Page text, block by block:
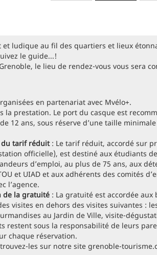
et ludique au fil des quartiers et lieux
le guide...!
le lieu de rendez-vous vous sera
en partenariat avec Mvélo+.
la prestation. Le port du casque est
12 ans, sous réserve d’une taille
tarif réduit: Le tarif réduit, accordé sur
officielle), est destiné aux étudiants
d’emploi, au plus de 75 ans, aux
et UIAD et aux adhérents des comités
l’agence.
de la gratuité : La gratuité est accordée
visites en dehors des visites suivantes :
au Jardin de Ville, visite-
restent sous la responsabilité de leurs
chaque réservation.
les sur notre site grenoble-